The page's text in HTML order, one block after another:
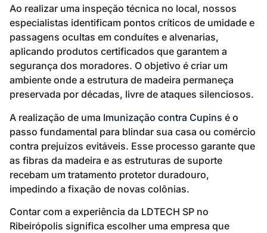
Ao realizar uma inspeção técnica no local, nossos
especialistas identificam pontos críticos de umidade e
passagens ocultas em conduítes e alvenarias,
aplicando produtos certificados que garantem a
segurança dos moradores. O objetivo é criar um
ambiente onde a estrutura de madeira permaneça
preservada por décadas, livre de ataques silenciosos.
A realização de uma Imunização contra Cupins é o
passo fundamental para blindar sua casa ou comércio
contra prejuízos evitáveis. Esse processo garante que
as fibras da madeira e as estruturas de suporte
recebam um tratamento protetor duradouro,
impedindo a fixação de novas colônias.
Contar com a experiência da LDTECH SP no
Ribeirópolis significa escolher uma empresa que